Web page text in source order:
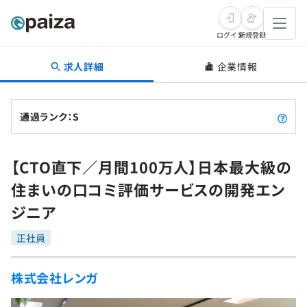
転職・キャリア
転職成功ガイド
転職エージェント
インタビュー
転職成功ガイド
新卒就活
求人検索
本選考
インターン
新卒エージェント
学習
問題集
4択課題
プログラミング言語
評価結果一覧
ゲーム・マンガ
Tech Team Journal
paizaとは？
ログイン新規登録
求人詳細 企業情報
通過ランク：S
【CTO直下／月間100万人】日本最大級の
住まいの口コミ評価サービスの開発エン
ジニア
正社員
株式会社レンガ